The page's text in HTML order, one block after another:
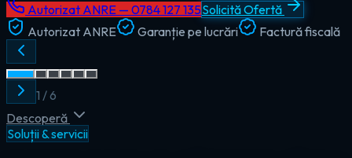
Autorizat ANRE — 0784 127 135Solicită Ofertă
Autorizat ANRE
Garanție pe lucrări Factură fiscală
2 /6
Descoperă
Soluții & servicii